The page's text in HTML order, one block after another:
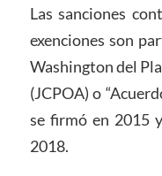
Las sanciones
exenciones son
Washington del
(JCPOA) o
se firmó en 2015
2018.